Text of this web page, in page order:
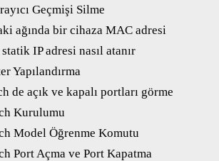
Geçmişi Silme
ağında bir cihaza MAC adresi
IP adresi nasıl atanır
Yapılandırma
de açık ve kapalı portları görme
Kurulumu
Model Öğrenme Komutu
Port Açma ve Port Kapatma